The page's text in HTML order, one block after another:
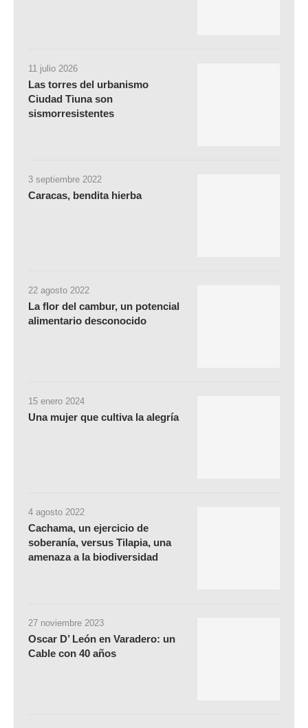
11 julio 2026
Las torres del urbanismo
Ciudad Tiuna son
sismorresistentes
3 septiembre 2022
Caracas, bendita hierba
22 agosto 2022
La flor del cambur, un potencial
alimentario desconocido
15 enero 2024
Una mujer que cultiva la alegría
4 agosto 2022
Cachama, un ejercicio de
soberanía, versus Tilapia, una
amenaza a la biodiversidad
27 noviembre 2023
Oscar D’ León en Varadero: un
Cable con 40 años